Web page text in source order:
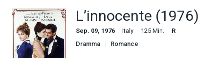
L’innocente (1976)
Sep. 09, 1976 Italy 125 Min.
R
Dramma
Romance